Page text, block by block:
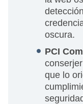
oscura.
PCI
que lo